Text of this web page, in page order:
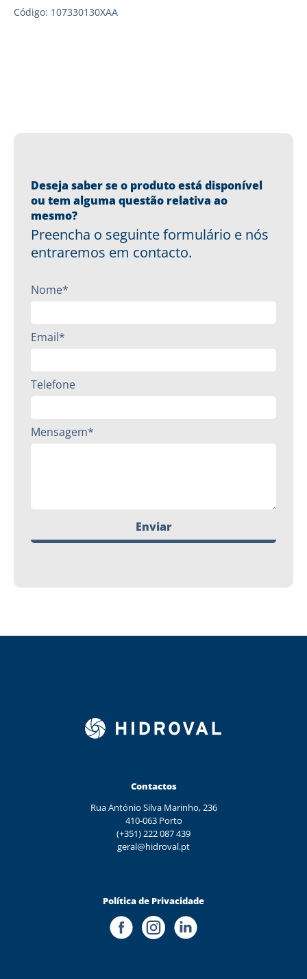
Código: 107330130XAA
Deseja saber se o produto está disponível
ou tem alguma questão relativa ao
mesmo?
Preencha o seguinte formulário e nós
entraremos em contacto.
Nome*
Email*
Telefone
Mensagem*
Enviar
Contactos
Rua António Silva Marinho, 236
410-063 Porto
(+351) 222 087 439
geral@hidroval.pt
Política de Privacidade